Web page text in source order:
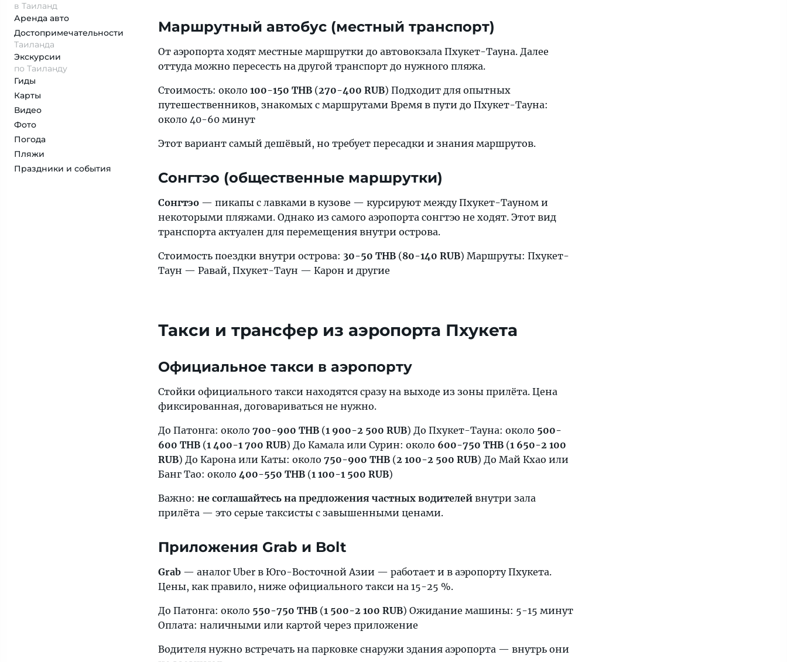
в Таиланд
Аренда авто
Достопримеча­тельности
Таиланда
Экскурсии
по Таиланду
Гиды
Карты
Видео
Фото
Погода
Пляжи
Праздники и события
Маршрутный автобус (местный транспорт)
От аэропорта ходят местные маршрутки до автовокзала Пхукет-Тауна. Далее
оттуда можно пересесть на другой транспорт до нужного пляжа.
Стоимость: около 100-150 THB (270-400 RUB) Подходит для опытных
путешественников, знакомых с маршрутами Время в пути до Пхукет-Тауна:
около 40-60 минут
Этот вариант самый дешёвый, но требует пересадки и знания маршрутов.
Сонгтэо (общественные маршрутки)
Сонгтэо — пикапы с лавками в кузове — курсируют между Пхукет-Тауном и
некоторыми пляжами. Однако из самого аэропорта сонгтэо не ходят. Этот вид
транспорта актуален для перемещения внутри острова.
Стоимость поездки внутри острова: 30-50 THB (80-140 RUB) Маршруты: Пхукет-
Таун — Равай, Пхукет-Таун — Карон и другие
Такси и трансфер из аэропорта Пхукета
Официальное такси в аэропорту
Стойки официального такси находятся сразу на выходе из зоны прилёта. Цена
фиксированная, договариваться не нужно.
До Патонга: около 700-900 THB (1 900-2 500 RUB) До Пхукет-Тауна: около 500-
600 THB (1 400-1 700 RUB) До Камала или Сурин: около 600-750 THB (1 650-2 100
RUB) До Карона или Каты: около 750-900 THB (2 100-2 500 RUB) До Май Кхао или
Банг Тао: около 400-550 THB (1 100-1 500 RUB)
Важно: не соглашайтесь на предложения частных водителей внутри зала
прилёта — это серые таксисты с завышенными ценами.
Приложения Grab и Bolt
Grab — аналог Uber в Юго-Восточной Азии — работает и в аэропорту Пхукета.
Цены, как правило, ниже официального такси на 15-25 %.
До Патонга: около 550-750 THB (1 500-2 100 RUB) Ожидание машины: 5-15 минут
Оплата: наличными или картой через приложение
Водителя нужно встречать на парковке снаружи здания аэропорта — внутрь они